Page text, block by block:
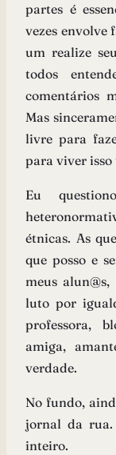
partes é
vezes envolve
um realize
todos
comentários
Mas
livre para
para viver isso
Eu
étnicas. As
que posso e
meus
luto por
professora,
amiga,
verdade.
No fundo,
jornal da
inteiro.